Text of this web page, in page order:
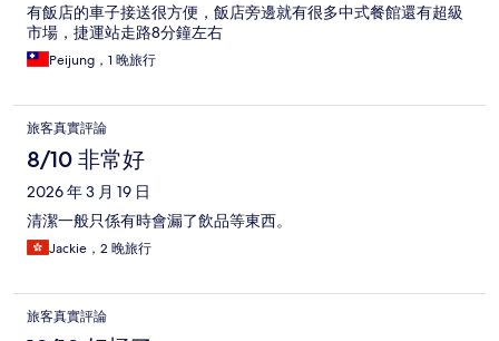
有飯店的車子接送很方便，飯店旁邊就有很多中式餐館還有超級
市場，捷運站走路8分鐘左右
Peijung，1 晚旅行
旅客真實評論
8/10 非常好
2026 年 3 月 19 日
清潔一般只係有時會漏了飲品等東西。
Jackie，2 晚旅行
旅客真實評論